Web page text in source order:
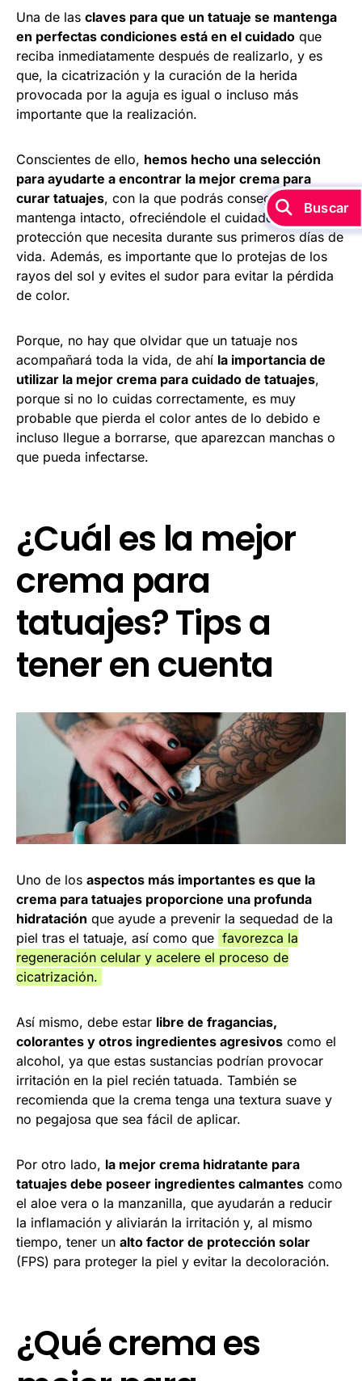
Una de las claves para que un tatuaje se mantenga
en perfectas condiciones está en el cuidado que
reciba inmediatamente después de realizarlo, y es
que, la cicatrización y la curación de la herida
provocada por la aguja es igual o incluso más
importante que la realización.
Conscientes de ello, hemos hecho una selección
para ayudarte a encontrar la mejor crema para
curar tatuajes, con la que podrás conseguir que se
mantenga intacto, ofreciéndole el cuidado y la
protección que necesita durante sus primeros días de
vida. Además, es importante que lo protejas de los
rayos del sol y evites el sudor para evitar la pérdida
de color.
Porque, no hay que olvidar que un tatuaje nos
acompañará toda la vida, de ahí la importancia de
utilizar la mejor crema para cuidado de tatuajes,
porque si no lo cuidas correctamente, es muy
probable que pierda el color antes de lo debido e
incluso llegue a borrarse, que aparezcan manchas o
que pueda infectarse.
¿Cuál es la mejor
crema para
tatuajes? Tips a
tener en cuenta
Uno de los aspectos más importantes es que la
crema para tatuajes proporcione una profunda
hidratación que ayude a prevenir la sequedad de la
piel tras el tatuaje, así como que favorezca la
regeneración celular y acelere el proceso de
cicatrización.
Así mismo, debe estar libre de fragancias,
colorantes y otros ingredientes agresivos como el
alcohol, ya que estas sustancias podrían provocar
irritación en la piel recién tatuada. También se
recomienda que la crema tenga una textura suave y
no pegajosa que sea fácil de aplicar.
Por otro lado, la mejor crema hidratante para
tatuajes debe poseer ingredientes calmantes como
el aloe vera o la manzanilla, que ayudarán a reducir
la inflamación y aliviarán la irritación y, al mismo
tiempo, tener un alto factor de protección solar
(FPS) para proteger la piel y evitar la decoloración.
¿Qué crema es
Buscar